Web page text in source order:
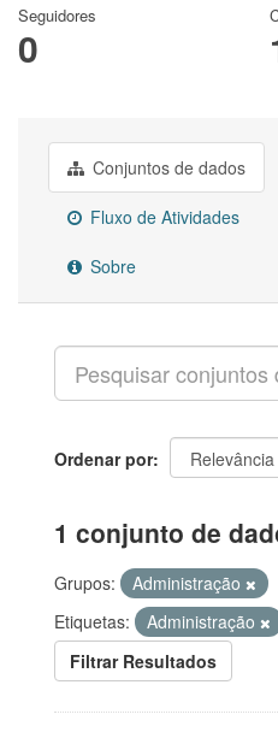
Seguidores
0
Conjuntos de dados
Fluxo de Atividades
Sobre
Ordenar por
1 conjunto de
Grupos: Administração
Etiquetas:
Administração
Filtrar Resultados